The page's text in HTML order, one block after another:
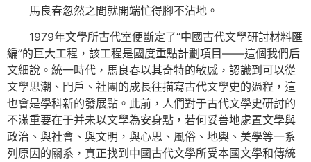
馬良春忽然之間就開端忙得腳不沾地。
1979年文學所古代室便斷定了“中國古代文學研討材料匯
編”的巨大工程，該工程是國度重點計劃項目——這個我們后
文細說。統一時代，馬良春以其奇特的敏感，認識到可以從
文學思潮、門戶、社團的成長往描寫古代文學史的過程，這
也會是學科新的發展點。此前，人們對于古代文學史研討的
不滿重要在于并未以文學為安身點，若何妥善地處置文學與
政治、與社會、與文明，與心思、風俗、地輿、美學等一系
列原因的關系，真正找到中國古代文學所受本國文學和傳統